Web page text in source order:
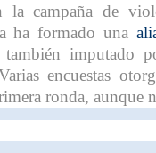
la campaña de
ha formado una
imputado
encuestas
ronda, aunque